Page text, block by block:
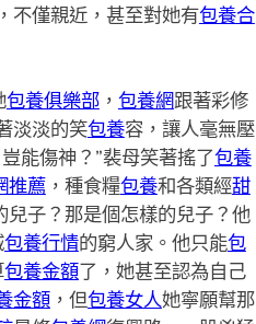
不僅親近，甚至對她有包養合
包養俱樂部， 包養網跟著彩修
淡淡的笑包養容，讓人毫無壓
能傷神？”裴母笑著搖了包養
推薦，種食糧包養和各類經甜
兒子？那是個怎樣的兒子？他
包養行情的窮人家。他只能包
包養金額了，她甚至認為自己
金額，但包養女人她寧願幫那